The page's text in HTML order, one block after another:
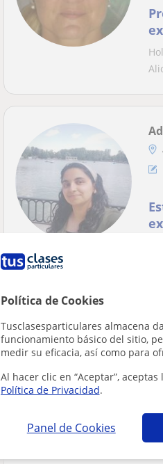
Política de Cookies
Tusclasesparticulares almacena
funcionamiento básico del sitio,
medir su eficacia, así como para
Al hacer clic en “Aceptar”,
Política de Privacidad.
Panel de Cookies